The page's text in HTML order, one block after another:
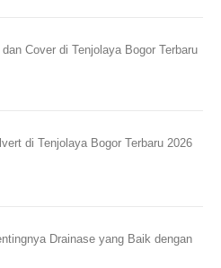
Cover di Tenjolaya Bogor Terbaru
di Tenjolaya Bogor Terbaru 2026
Drainase yang Baik dengan